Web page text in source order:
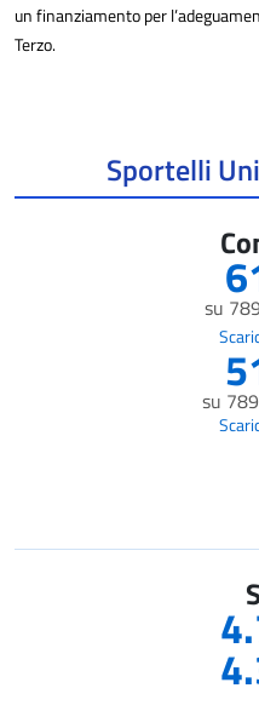
un finanziamento per
Terzo.
Sportelli
su
su